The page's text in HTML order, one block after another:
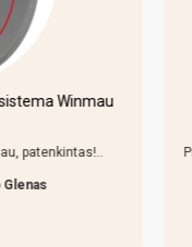
Winmau
patenkintas!..
Glenas